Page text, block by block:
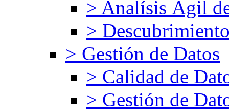
> Analísis Ágil
>
> Gestión de Datos
> Calidad de
> Gestión de